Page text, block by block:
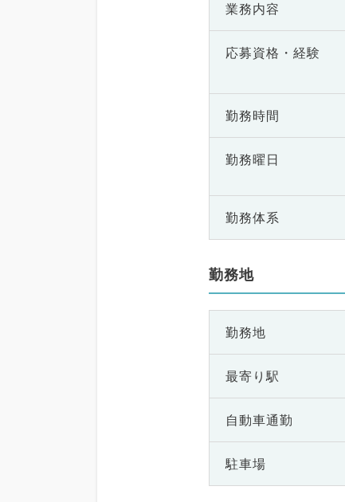
業務内容
応募資格・ 経験
勤務時間
勤務曜日
勤務体系
勤務地
勤務地
最寄り駅
自動車通勤
駐車場